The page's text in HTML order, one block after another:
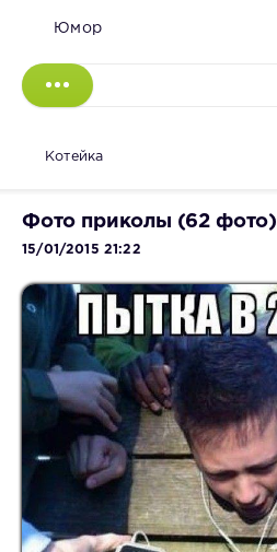
Юмор
Котейка
Фото приколы (62 фото)
15/01/2015 21:22